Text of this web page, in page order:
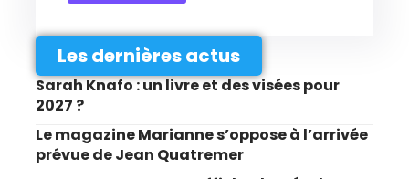
Les dernières actus
Sarah Knafo : un livre et des visées pour
2027 ?
Le magazine Marianne s’oppose à l’arrivée
prévue de Jean Quatremer